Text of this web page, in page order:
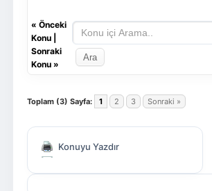
« Önceki
Konu|
Sonraki
Konu»
Toplam (3) Sayfa: 1 2 3 Sonraki »
Konuyu Yazdır